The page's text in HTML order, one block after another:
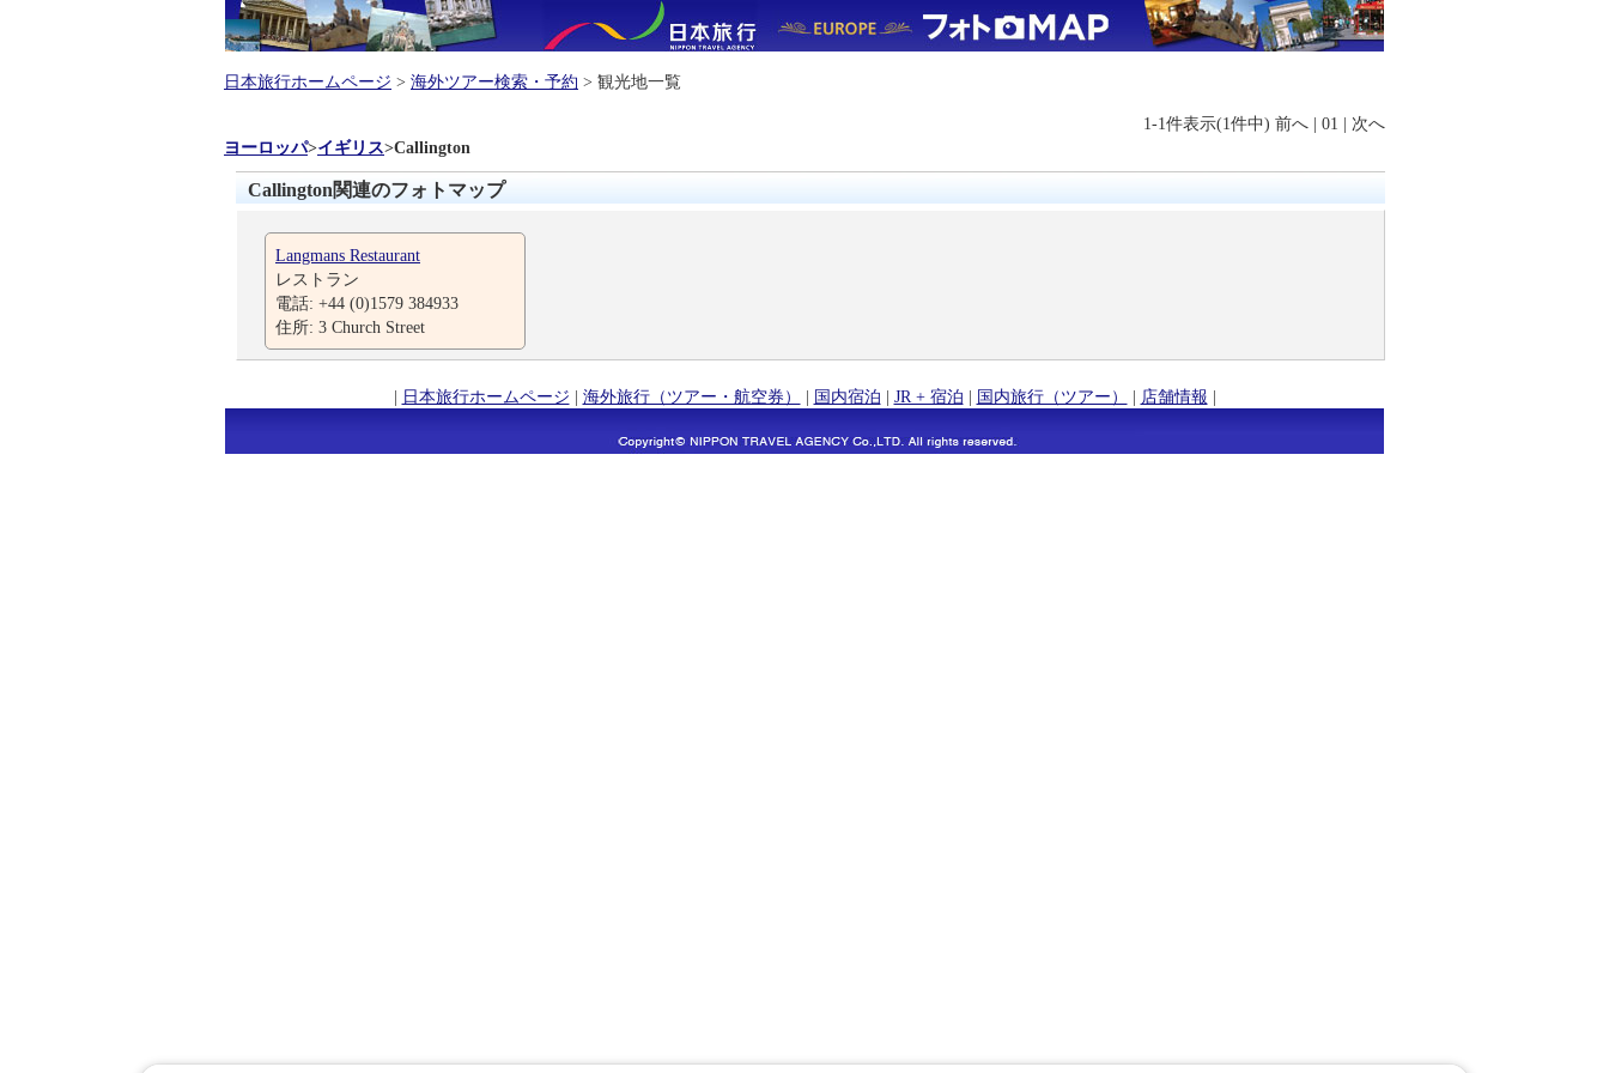
日本旅行ホームページ > 海外ツアー検索・予約 > 観光地一覧
1-1件表示(1件中) 前へ | 01 | 次へ
ヨーロッパ>イギリス>Callington
Callington関連のフォトマップ
Langmans Restaurant
レストラン
電話: +44 (0)1579 384933
住所: 3 Church Street
| 日本旅行ホームページ | 海外旅行（ツアー・航空券） | 国内宿泊 | JR + 宿泊 | 国内旅行（ツアー） | 店舗情報 |